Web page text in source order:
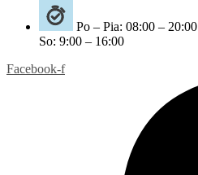
Po – Pia: 08:00 – 20:00
So: 9:00 – 16:00
Facebook-f